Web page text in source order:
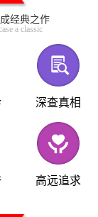
经典之作
a classic
深查真相
高远追求